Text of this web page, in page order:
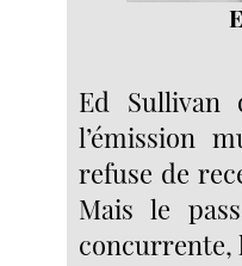
Ed Sullivan
l’émission
refuse de
Mais le
concurrente,